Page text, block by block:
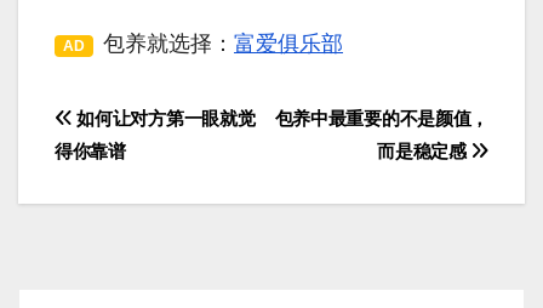
AD 包养就选择： 富爱俱乐部
文
导
包养中最重要的不是颜值，
而是稳定感
如何让对方第一眼就觉
得你靠谱